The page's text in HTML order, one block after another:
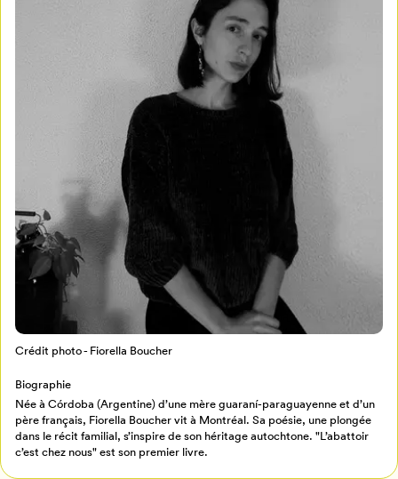
Mon Salon
Programmation
Billetterie
Retour à l’accueil
Crédit photo - Fiorella Boucher
Biographie
Née à Córdoba (Argentine) d’une mère guaraní-paraguayenne et d’un
père français, Fiorella Boucher vit à Montréal. Sa poésie, une plongée
dans le récit familial, s’inspire de son héritage autochtone. "L’abattoir
c’est chez nous" est son premier livre.
Pour enregistrer vos favoris,
connectez-vous ou créez votre profil
Mon Salon
Se connecter
Annuler